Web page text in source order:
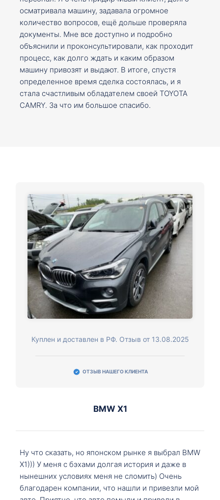
осматривала машину, задавала огромное
количество вопросов, ещё дольше проверяла
документы. Мне все доступно и подробно
объяснили и проконсультировали, как проходит
процесс, как долго ждать и каким образом
машину привозят и выдают. В итоге, спустя
определенное время сделка состоялась, и я
стала счастливым обладателем своей TOYOTA
CAMRY. За что им большое спасибо.
Куплен и доставлен в РФ. Отзыв от 13.08.2025
ОТЗЫВ НАШЕГО КЛИЕНТА
BMW X1
Ну что сказать, но японском рынке я выбрал BMW
X1))) У меня с бэхами долгая история и даже в
нынешних условиях меня не сломить) Очень
благодарен компании, что нашли и привезли мой